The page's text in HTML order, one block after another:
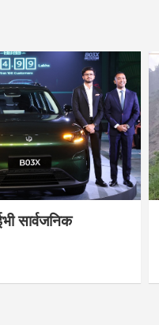
सार्वजनिक